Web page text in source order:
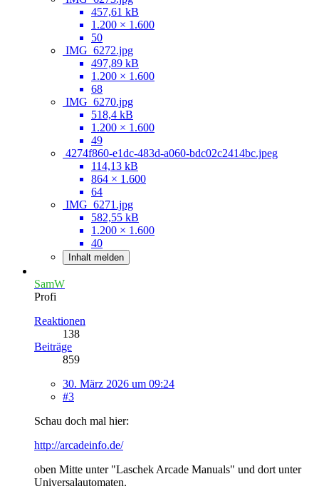
457,61 kB
1.200 × 1.600
50
IMG_6272.jpg
497,89 kB
1.200 × 1.600
68
IMG_6270.jpg
518,4 kB
1.200 × 1.600
49
4274f860-e1dc-483d-a060-bdc02c2414bc.jpeg
114,13 kB
864 × 1.600
64
IMG_6271.jpg
582,55 kB
1.200 × 1.600
40
Inhalt melden
SamW
Profi
Reaktionen
138
Beiträge
859
30. März 2026 um 09:24
#3
Schau doch mal hier:
http://arcadeinfo.de/
oben Mitte unter "Laschek Arcade Manuals" und dort unter
Universalautomaten.